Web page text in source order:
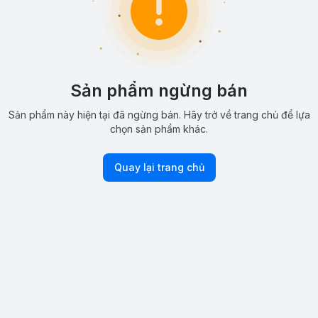
Sản phẩm ngừng bán
Sản phẩm này hiện tại đã ngừng bán. Hãy trở về trang chủ để lựa
chọn sản phẩm khác.
Quay lại trang chủ